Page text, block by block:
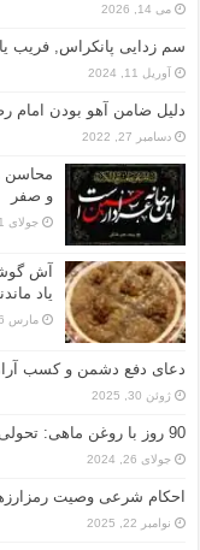
می 14, 2026
سم زدایی پانکراس, فریب
آوریل 11, 2024
دلیل ضامن آهو بودن امام
دسامبر 27, 2022
محاسن
و صفر
جولای 31, 2025
آش
یاد
مارس 26, 2024
دعای دفع دشمن و کسب
ژوئن 30, 2025
90 روز با روغن ماهی: تحولی شگفت‌انگیز در سلامتی
جولای 26, 2024
احکام شرعی وصیت
نوامبر 22, 2025